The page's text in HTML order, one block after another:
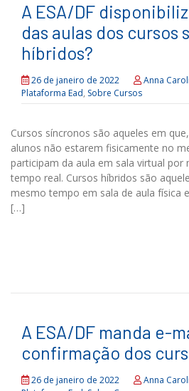
A ESA/DF
das aulas dos cursos
híbridos?
26 de janeiro de 2022 Anna
Plataforma Ead, Sobre Cursos
Cursos síncronos são aqueles em
alunos não estarem fisicamente no
participam da aula em sala virtual por
tempo real. Cursos híbridos são
mesmo tempo em sala de aula física
[…]
A ESA/DF manda e-
confirmação dos
26 de janeiro de 2022 Anna